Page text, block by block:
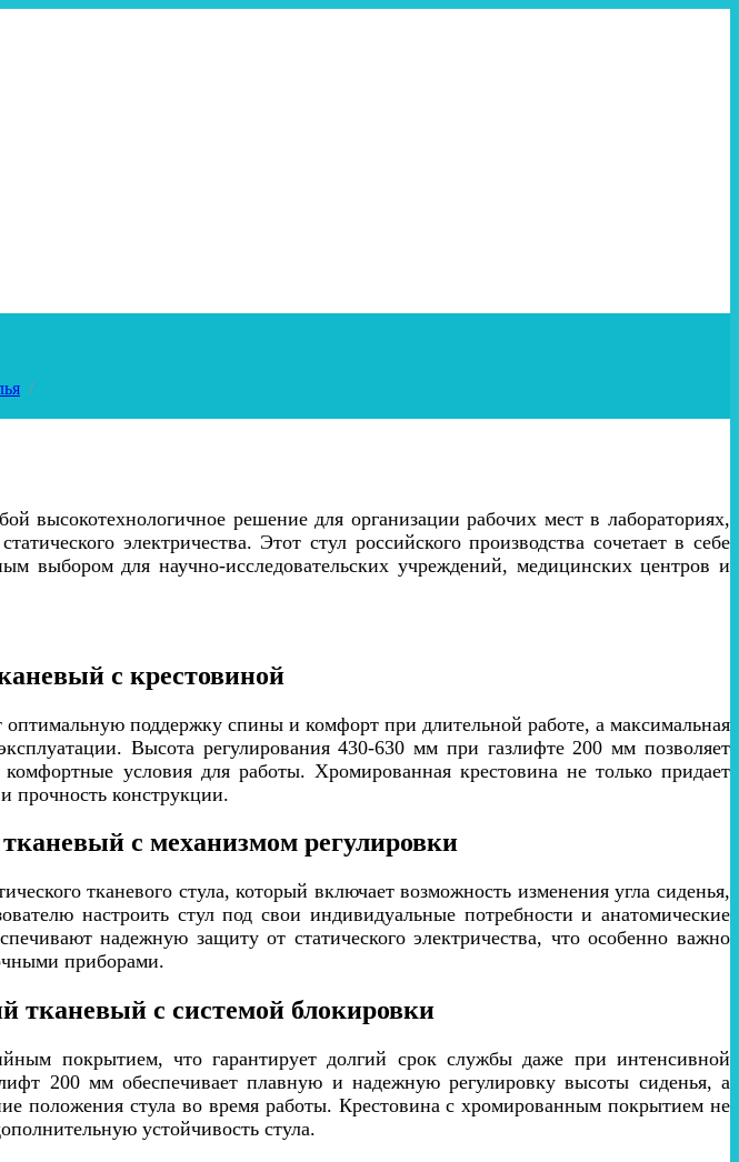
/
высокотехнологичное решение для организации рабочих мест в лабораториях,
электричества. Этот стул российского производства сочетает в себе
выбором для научно-исследовательских учреждений, медицинских центров и
с крестовиной
поддержку спины и комфорт при длительной работе, а максимальная
Высота регулирования 430-630 мм при газлифте 200 мм позволяет
комфортные условия для работы. Хромированная крестовина не только придает
прочность конструкции.
с механизмом регулировки
тканевого стула, который включает возможность изменения угла сиденья,
настроить стул под свои индивидуальные потребности и анатомические
надежную защиту от статического электричества, что особенно важно
приборами.
тканевый с системой блокировки
покрытием, что гарантирует долгий срок службы даже при интенсивной
200 мм обеспечивает плавную и надежную регулировку высоты сиденья, а
положения стула во время работы. Крестовина с хромированным покрытием не
устойчивость стула.